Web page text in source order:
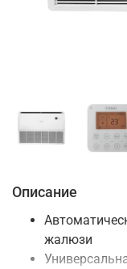
Описание
жалюзи